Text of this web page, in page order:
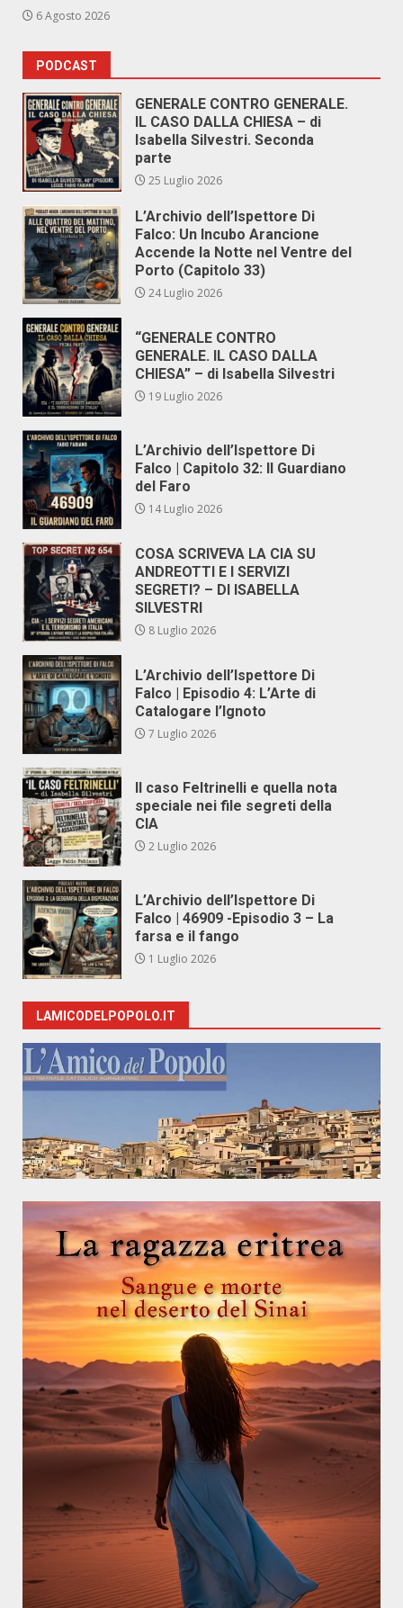
6 Agosto 2026
PODCAST
GENERALE CONTRO GENERALE.
IL CASO DALLA CHIESA – di
Isabella Silvestri. Seconda
parte
25 Luglio 2026
L’Archivio dell’Ispettore Di
Falco: Un Incubo Arancione
Accende la Notte nel Ventre del
Porto (Capitolo 33)
24 Luglio 2026
“GENERALE CONTRO
GENERALE. IL CASO DALLA
CHIESA” – di Isabella Silvestri
19 Luglio 2026
L’Archivio dell’Ispettore Di
Falco | Capitolo 32: Il Guardiano
del Faro
14 Luglio 2026
COSA SCRIVEVA LA CIA SU
ANDREOTTI E I SERVIZI
SEGRETI? – DI ISABELLA
SILVESTRI
8 Luglio 2026
L’Archivio dell’Ispettore Di
Falco | Episodio 4: L’Arte di
Catalogare l’Ignoto
7 Luglio 2026
Il caso Feltrinelli e quella nota
speciale nei file segreti della
CIA
2 Luglio 2026
L’Archivio dell’Ispettore Di
Falco | 46909 -Episodio 3 – La
farsa e il fango
1 Luglio 2026
LAMICODELPOPOLO.IT